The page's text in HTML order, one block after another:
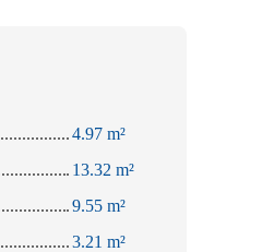
4.97 m²
13.32 m²
9.55 m²
3.21 m²